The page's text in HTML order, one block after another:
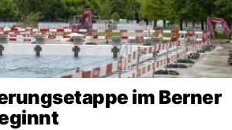
im Berner